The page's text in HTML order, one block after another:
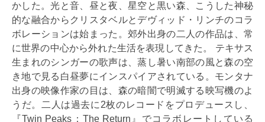
かした。光と音、昼と夜、星空と黒い森、こうした神秘
的な融合からクリスタベルとデヴィッド・リンチのコラ
ボレーションは始まった。郊外出身の二人の作品は、常
に世界の中心から外れた生活を表現してきた。 テキサス
生まれのシンガーの歌声は、蒸し暑い南部の風と森の空
き地で見る白昼夢にインスパイアされている。モンタナ
出身の映像作家の目は、森の暗闇で明滅する映写機のよ
うだ。二人は過去に2枚のレコードをプロデュースし、
『Twin Peaks：The Return』でコラボレートしている